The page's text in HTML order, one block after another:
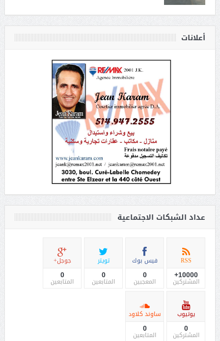
أعلانات
عداد الشبكات الاجتماعية
RSS
10000+
المشتركين
فيس بوك
0
المعجبين
تويتر
0
المتابعين
جوجل+
0
المتابعين
يوتيوب
0
المشتركين
ساوند كلاود
0
المتابعين